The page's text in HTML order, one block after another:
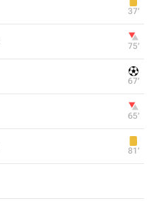
37‎’‎
75‎’‎
67‎’‎
65‎’‎
81‎’‎